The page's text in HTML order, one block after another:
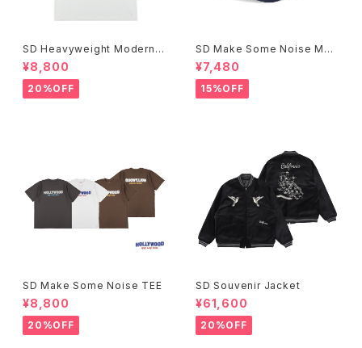
SD Heavyweight Modern T
wist Signs Logo T
¥8,800
20%OFF
SD Make Some Noise Mes
h Cap
¥7,480
15%OFF
SD Make Some Noise TEE
¥8,800
20%OFF
SD Souvenir Jacket
¥61,600
20%OFF